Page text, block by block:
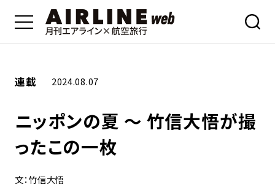
連載 2024.08.07
ニッポンの夏 ～ 竹信大悟が撮
ったこの一枚
文：竹信大悟